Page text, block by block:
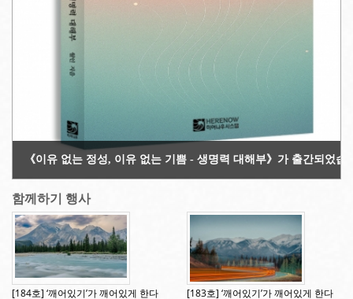
《이유 없는 정성, 이유 없는 기쁨 - 생명력 대해부》가 출간되었습
함께하기 행사
[184호] ‘깨어있기’가 깨어있게 한다
[183호] ‘깨어있기’가 깨어있게 한다